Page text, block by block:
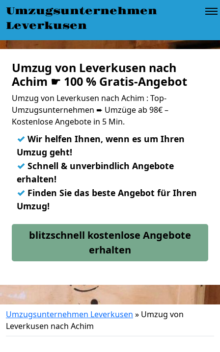
Umzugsunternehmen
Leverkusen
Umzug von Leverkusen nach
Achim ☛ 100 % Gratis-Angebot
Umzug von Leverkusen nach Achim : Top-
Umzugsunternehmen ➨ Umzüge ab 98€ –
Kostenlose Angebote in 5 Min.
✓ Wir helfen Ihnen, wenn es um Ihren
Umzug geht!
✓ Schnell & unverbindlich Angebote
erhalten!
✓ Finden Sie das beste Angebot für Ihren
Umzug!
blitzschnell kostenlose Angebote
erhalten
Umzugsunternehmen Leverkusen » Umzug von
Leverkusen nach Achim